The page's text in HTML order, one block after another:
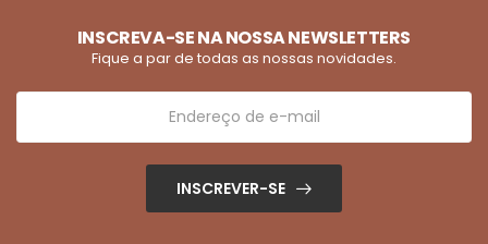
INSCREVA-SE NA NOSSA NEWSLETTERS
Fique a par de todas as nossas novidades.
INSCREVER-SE